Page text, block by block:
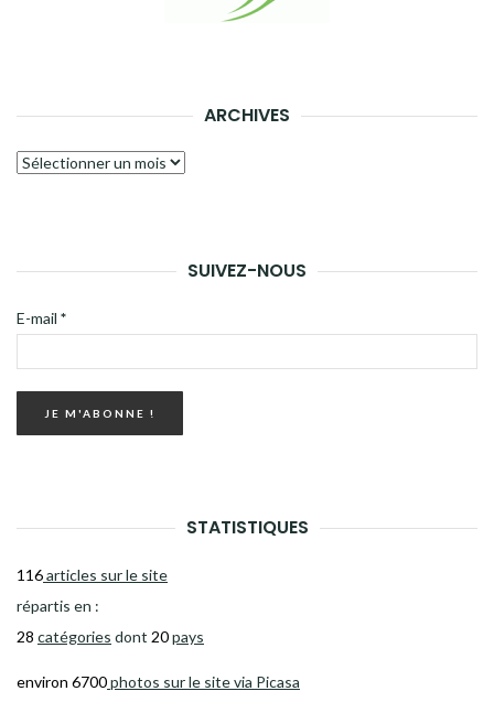
ARCHIVES
Archives
SUIVEZ-NOUS
E-mail *
STATISTIQUES
116articles sur le site
répartis en :
28 catégories dont 20pays
environ 6700photos sur le site via Picasa